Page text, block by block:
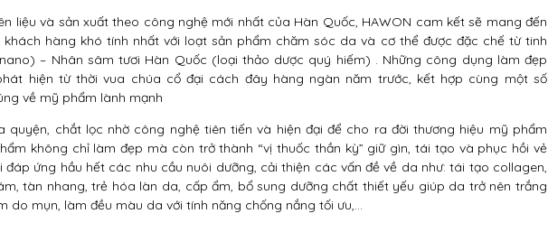
liệu và sản xuất theo công nghệ mới nhất của Hàn Quốc, HAWON cam kết sẽ mang đến
hàng khó tính nhất với loạt sản phẩm chăm sóc da và cơ thể được đặc chế từ tinh
– Nhân sâm tươi Hàn Quốc (loại thảo dược quý hiếm) . Những công dụng làm đẹp
hiện từ thời vua chúa cổ đại cách đây hàng ngàn năm trước, kết hợp cùng một số
về mỹ phẩm lành mạnh
quyện, chắt lọc nhờ công nghệ tiên tiến và hiện đại để cho ra đời thương hiệu mỹ phẩm
không chỉ làm đẹp mà còn trở thành “vị thuốc thần kỳ” giữ gìn, tái tạo và phục hồi vẻ
ứng hầu hết các nhu cầu nuôi dưỡng, cải thiện các vấn đề về da như: tái tạo collagen,
tàn nhang, trẻ hóa làn da, cấp ẩm, bổ sung dưỡng chất thiết yếu giúp da trở nên trắng
do mụn, làm đều màu da với tính năng chống nắng tối ưu,…